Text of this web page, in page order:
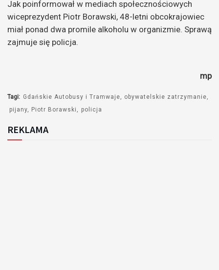
Jak poinformował w mediach społecznościowych
wiceprezydent Piotr Borawski, 48-letni obcokrajowiec
miał ponad dwa promile alkoholu w organizmie. Sprawą
zajmuje się policja.
mp
Tagi: Gdańskie Autobusy i Tramwaje
obywatelskie zatrzymanie
pijany
Piotr Borawski policja
REKLAMA